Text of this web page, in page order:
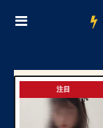
注目